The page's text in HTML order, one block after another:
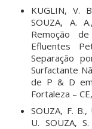
KUGLIN, V.
SOUZA, A.
Remoção
Efluentes
Separação
Surfactante
de P & D
Fortaleza –
SOUZA, F. B.,
U. SOUZA,